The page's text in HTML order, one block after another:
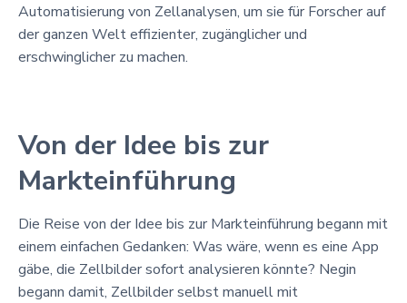
Automatisierung von Zellanalysen, um sie für Forscher auf
der ganzen Welt effizienter, zugänglicher und
erschwinglicher zu machen.
Von der Idee bis zur
Markteinführung
Die Reise von der Idee bis zur Markteinführung begann mit
einem einfachen Gedanken: Was wäre, wenn es eine App
gäbe, die Zellbilder sofort analysieren könnte? Negin
begann damit, Zellbilder selbst manuell mit